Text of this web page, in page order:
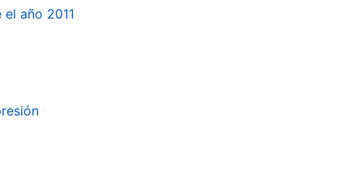
año 2011